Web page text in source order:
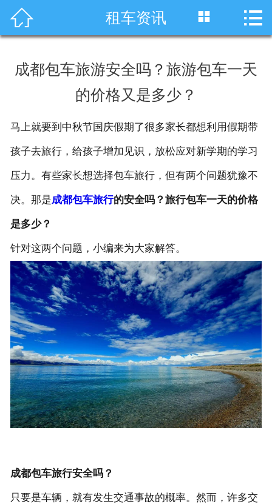
 首页
川藏线租车
租车资讯
租车价格
关于我们
联系我们
 租车资讯  
成都包车旅游安全吗？旅游包车一天
的价格又是多少？
马上就要到中秋节国庆假期了很多家长都想利用假期带
孩子去旅行，给孩子增加见识，放松应对新学期的学习
压力。有些家长想选择包车旅行，但有两个问题犹豫不
决。那是成都包车旅行的安全吗？旅行包车一天的价格
是多少？
针对这两个问题，小编来为大家解答。
成都包车旅行安全吗？
只要是车辆，就有发生交通事故的概率。然而，许多交